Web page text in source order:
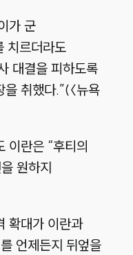
가 군
치르더라도
대결을 피하도록
취했다.”(〈뉴욕
이란은 “후티의
원하지
확대가 이란과
언제든지 뒤엎을